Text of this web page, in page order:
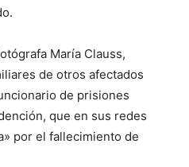
María Clauss,
de otros afectados
de prisiones
que en sus redes
por el fallecimiento de